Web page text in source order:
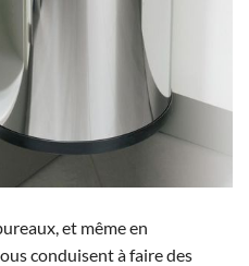
et même en
conduisent à faire des